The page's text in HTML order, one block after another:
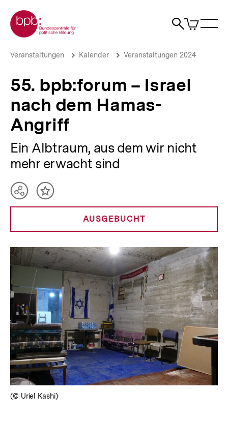
zum
Seiteninhalt
springen
Zur Startseite der bpb
Suche
Artikel
im
55.
Israel
nach
dem
Hamas-
Angriff
bpb.de
Brotkrümelnavigation
Pfadnavigation
Veranstaltungen Kalender Veranstaltungen 2024
55. bpb:forum – Israel
nach dem Hamas-
Angriff
Ein Albtraum, aus dem wir nicht
mehr erwacht sind
AUSGEBUCHT
Teilen
Optionen
Inhalt
merken
(© Uriel Kashi)